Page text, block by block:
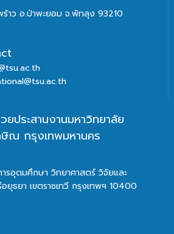
าว อ.ป่าพะยอม จ.พัทลุง 93210
ยประสานงานมหาวิทยาลัย
ณ กรุงเทพมหานคร
รอุดมศึกษา วิทยาศาสตร์ วิจัยและ
ยุธยา เขตราชเทวี กรุงเทพฯ 10400